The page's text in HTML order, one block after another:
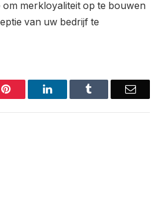
merkloyaliteit op te bouwen
van uw bedrijf te
Pinterest LinkedIn Email